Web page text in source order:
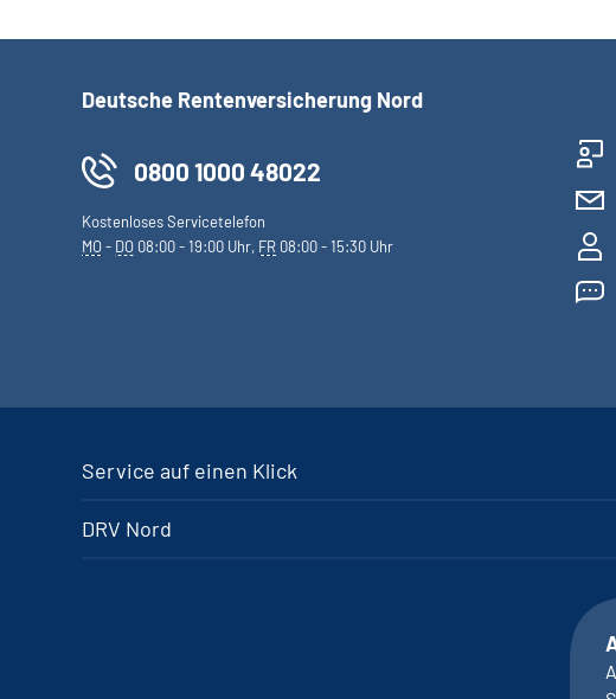
Deutsche Rentenversicherung Nord
0800 1000 48022
Kostenloses Servicetelefon
MO- DO 08:00 - 19:00 Uhr, FR 08:00 - 15:30 Uhr
Service auf einen Klick
DRV Nord